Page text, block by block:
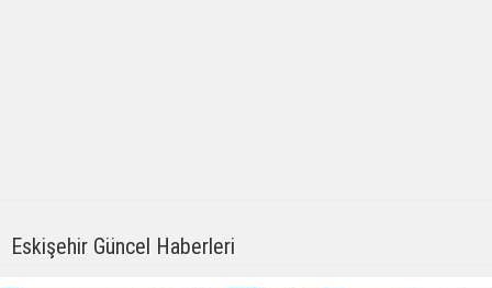
Eskişehir Güncel Haberleri